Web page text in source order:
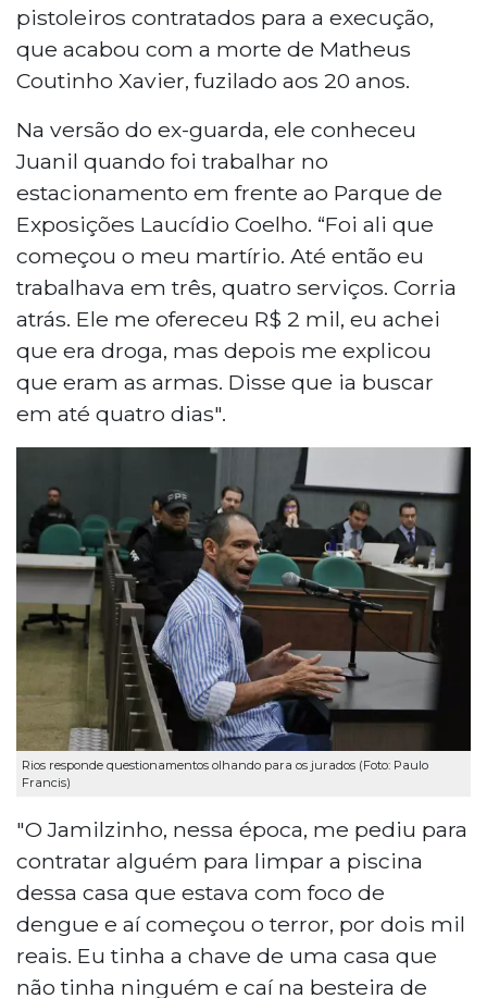
pistoleiros contratados para a execução,
que acabou com a morte de Matheus
Coutinho Xavier, fuzilado aos 20 anos.
Na versão do ex-guarda, ele conheceu
Juanil quando foi trabalhar no
estacionamento em frente ao Parque de
Exposições Laucídio Coelho. “Foi ali que
começou o meu martírio. Até então eu
trabalhava em três, quatro serviços. Corria
atrás. Ele me ofereceu R$ 2 mil, eu achei
que era droga, mas depois me explicou
que eram as armas. Disse que ia buscar
em até quatro dias".
Rios responde questionamentos olhando para os jurados (Foto: Paulo
Francis)
"O Jamilzinho, nessa época, me pediu para
contratar alguém para limpar a piscina
dessa casa que estava com foco de
dengue e aí começou o terror, por dois mil
reais. Eu tinha a chave de uma casa que
não tinha ninguém e caí na besteira de